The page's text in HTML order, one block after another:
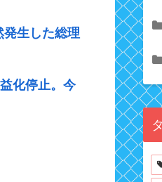
生した総理
化停止。今